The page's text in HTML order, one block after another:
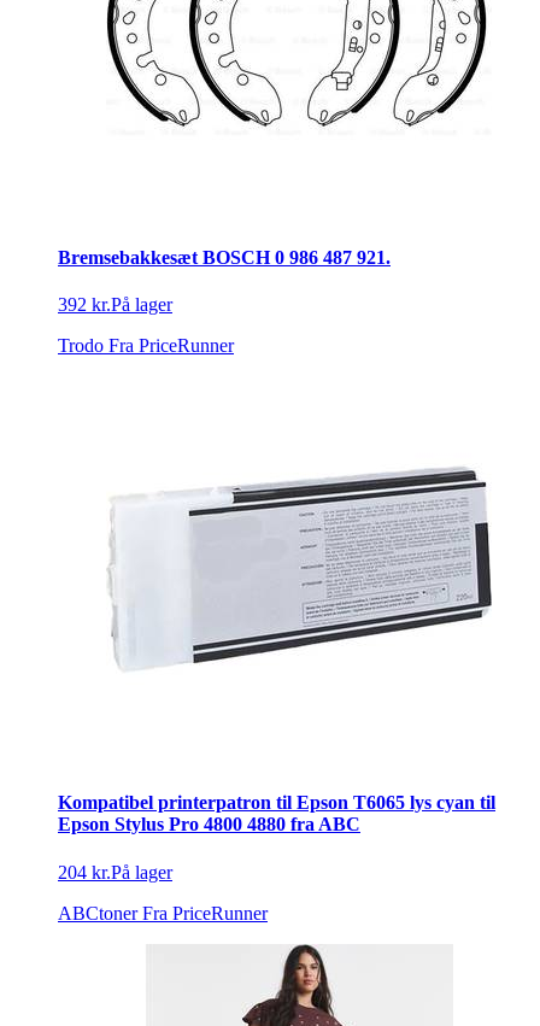
Bremsebakkesæt BOSCH 0 986 487 921.
392 kr.På lager
Trodo Fra PriceRunner
Kompatibel printerpatron til Epson T6065 lys cyan til
Epson Stylus Pro 4800 4880 fra ABC
204 kr.På lager
ABCtoner Fra PriceRunner